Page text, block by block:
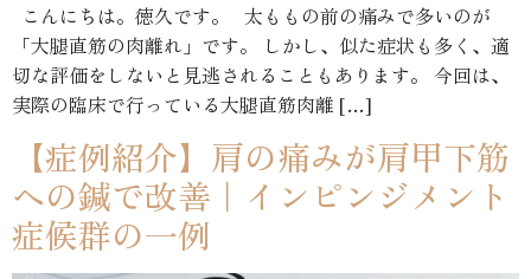
こんにちは。徳久です。 太ももの前の痛みで多いのが
「大腿直筋の肉離れ」です。 しかし、似た症状も多く、適
切な評価をしないと見逃されることもあります。 今回は、
実際の臨床で行っている大腿直筋肉離 […]
【症例紹介】肩の痛みが肩甲下筋
への鍼で改善｜インピンジメント
症候群の一例